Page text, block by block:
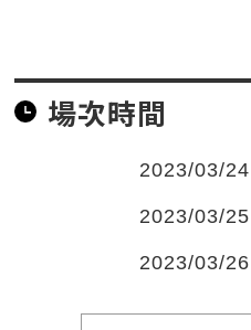
場次時間
2023/03/
2023/03/
2023/03/